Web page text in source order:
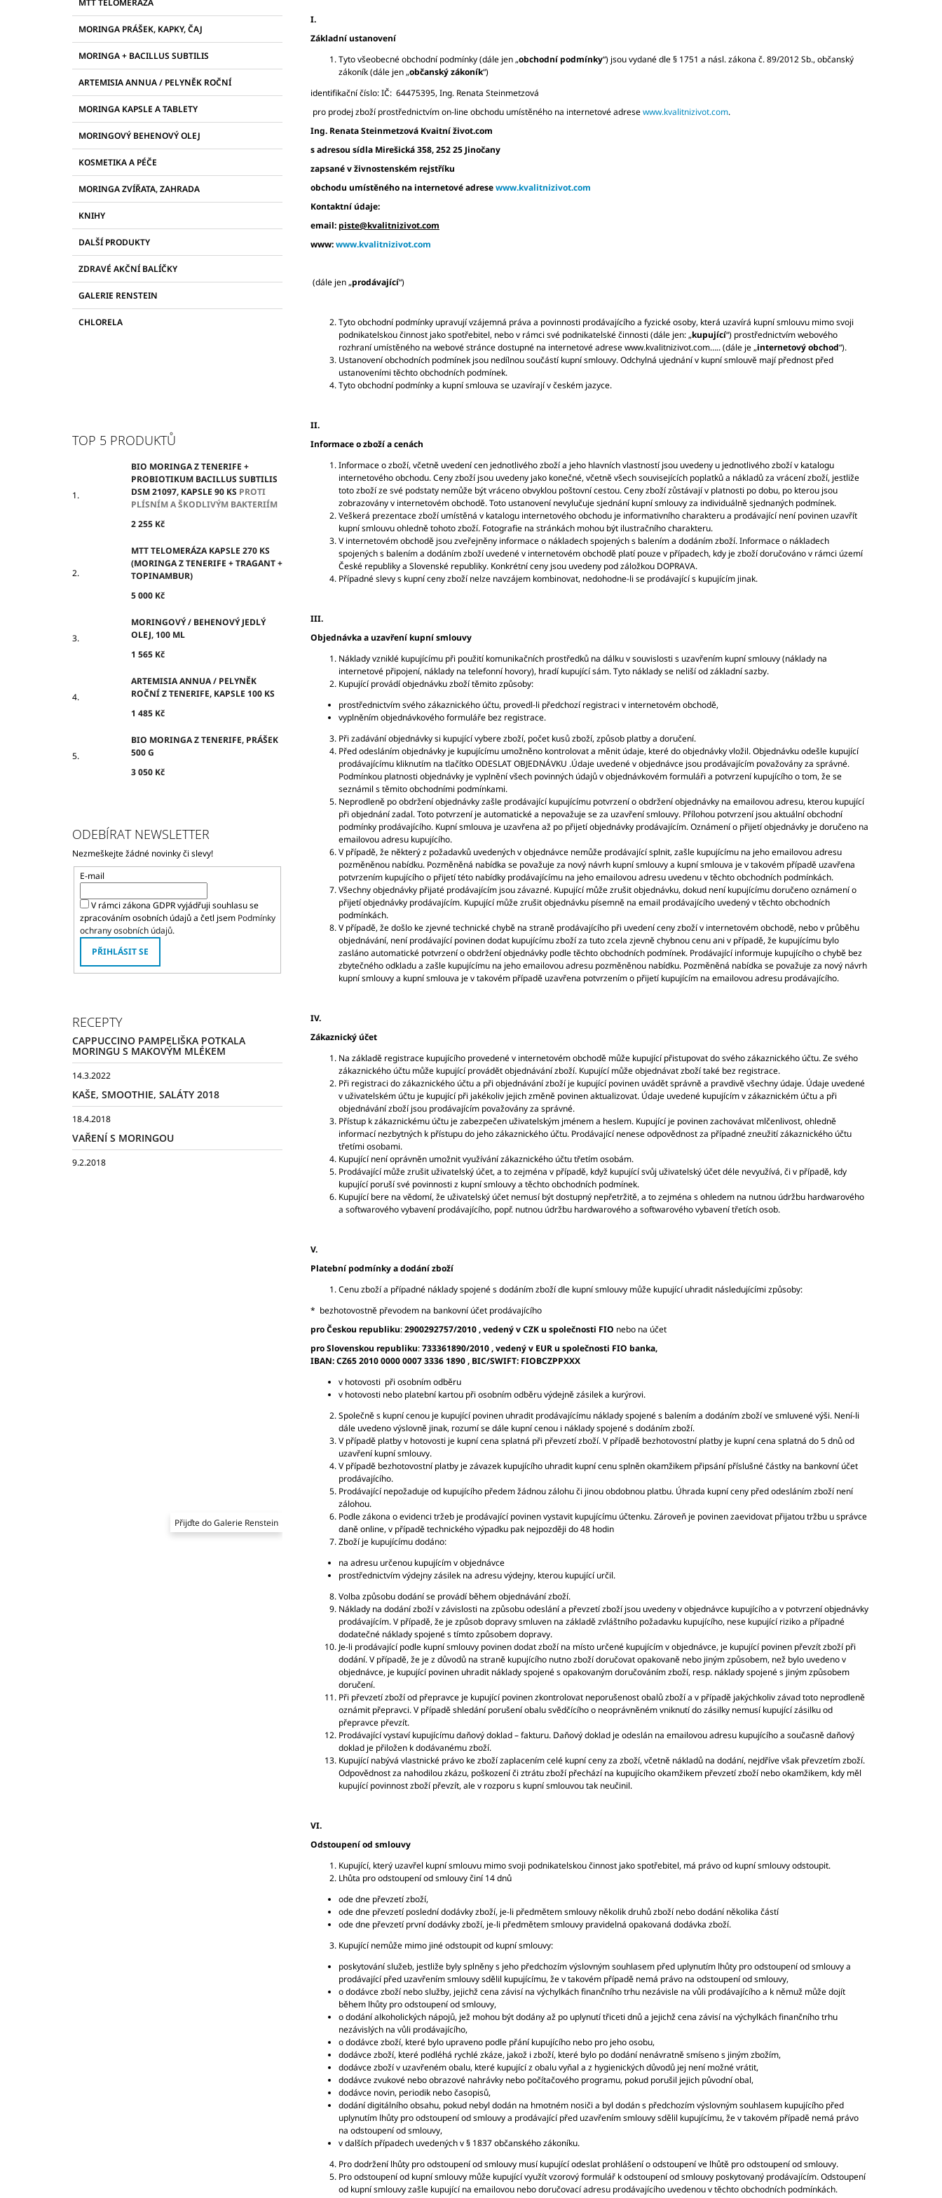
G
O
R
E
MORINGA PRÁŠEK, KAPKY, ČAJ
MORINGA + BACILLUS SUBTILIS
ARTEMISIA ANNUA / PELYNĚK ROČNÍ
MORINGA KAPSLE A TABLETY
MORINGOVÝ BEHENOVÝ OLEJ
KOSMETIKA A PÉČE
MORINGA ZVÍŘATA, ZAHRADA
KNIHY
DALŠÍ PRODUKTY
ZDRAVÉ AKČNÍ BALÍČKY
GALERIE RENSTEIN
CHLORELA
TOP 5 PRODUKTŮ
BIO MORINGA Z TENERIFE +
PROBIOTIKUM BACILLUS SUBTILIS
DSM 21097, KAPSLE 90 KS PROTI
PLÍSNÍM A ŠKODLIVÝM BAKTERIÍM
2 255 Kč
MTT TELOMERÁZA KAPSLE 270 KS
(MORINGA Z TENERIFE + TRAGANT +
TOPINAMBUR)
5 000 Kč
MORINGOVÝ / BEHENOVÝ JEDLÝ
OLEJ, 100 ML
1 565 Kč
ARTEMISIA ANNUA / PELYNĚK
ROČNÍ Z TENERIFE, KAPSLE 100 KS
1 485 Kč
BIO MORINGA Z TENERIFE, PRÁŠEK
500 G
3 050 Kč
ODEBÍRAT NEWSLETTER
Nezmeškejte žádné novinky či slevy!
E-mail
V rámci zákona GDPR vyjádřuji souhlasu se
zpracováním osobních údajů a četl jsem Podmínky
ochrany osobních údajů.
PŘIHLÁSIT SE
RECEPTY
CAPPUCCINO PAMPELIŠKA POTKALA
MORINGU S MAKOVÝM MLÉKEM
14.3.2022
KAŠE, SMOOTHIE, SALÁTY 2018
18.4.2018
VAŘENÍ S MORINGOU
9.2.2018
Přijďte do Galerie Renstein
I.
Základní ustanovení
Tyto všeobecné obchodní podmínky (dále jen „obchodní podmínky“) jsou vydané dle § 1751 a násl. zákona č. 89/2012 Sb., občanský
zákoník (dále jen „občanský zákoník“)
identifikační číslo: IČ: 64475395, Ing. Renata Steinmetzová
pro prodej zboží prostřednictvím on-line obchodu umístěného na internetové adresewww.kvalitnizivot.com.
Ing. Renata Steinmetzová Kvaitní život.com
s adresou sídla Mirešická 358, 252 25 Jinočany
zapsané v živnostenském rejstříku
obchodu umístěného na internetové adresewww.kvalitnizivot.com
Kontaktní údaje:
email: piste@kvalitnizivot.com
www:www.kvalitnizivot.com
(dále jen „prodávající“)
Tyto obchodní podmínky upravují vzájemná práva a povinnosti prodávajícího a fyzické osoby, která uzavírá kupní smlouvu mimo svoji
podnikatelskou činnost jako spotřebitel, nebo v rámci své podnikatelské činnosti (dále jen: „kupující“) prostřednictvím webového
rozhraní umístěného na webové stránce dostupné na internetové adrese www.kvalitnizivot.com….. (dále je „internetový obchod“).
Ustanovení obchodních podmínek jsou nedílnou součástí kupní smlouvy. Odchylná ujednání v kupní smlouvě mají přednost před
ustanoveními těchto obchodních podmínek.
Tyto obchodní podmínky a kupní smlouva se uzavírají v českém jazyce.
II.
Informace o zboží a cenách
Informace o zboží, včetně uvedení cen jednotlivého zboží a jeho hlavních vlastností jsou uvedeny u jednotlivého zboží v katalogu
internetového obchodu. Ceny zboží jsou uvedeny jako konečné, včetně všech souvisejících poplatků a nákladů za vrácení zboží, jestliže
toto zboží ze své podstaty nemůže být vráceno obvyklou poštovní cestou. Ceny zboží zůstávají v platnosti po dobu, po kterou jsou
zobrazovány v internetovém obchodě. Toto ustanovení nevylučuje sjednání kupní smlouvy za individuálně sjednaných podmínek.
Veškerá prezentace zboží umístěná v katalogu internetového obchodu je informativního charakteru a prodávající není povinen uzavřít
kupní smlouvu ohledně tohoto zboží. Fotografie na stránkách mohou být ilustračního charakteru.
V internetovém obchodě jsou zveřejněny informace o nákladech spojených s balením a dodáním zboží. Informace o nákladech
spojených s balením a dodáním zboží uvedené v internetovém obchodě platí pouze v případech, kdy je zboží doručováno v rámci území
České republiky a Slovenské republiky. Konkrétní ceny jsou uvedeny pod záložkou DOPRAVA.
Případné slevy s kupní ceny zboží nelze navzájem kombinovat, nedohodne-li se prodávající s kupujícím jinak.
III.
Objednávka a uzavření kupní smlouvy
Náklady vzniklé kupujícímu při použití komunikačních prostředků na dálku v souvislosti s uzavřením kupní smlouvy (náklady na
internetové připojení, náklady na telefonní hovory), hradí kupující sám. Tyto náklady se neliší od základní sazby.
Kupující provádí objednávku zboží těmito způsoby:
prostřednictvím svého zákaznického účtu, provedl-li předchozí registraci v internetovém obchodě,
vyplněním objednávkového formuláře bez registrace.
Při zadávání objednávky si kupující vybere zboží, počet kusů zboží, způsob platby a doručení.
Před odesláním objednávky je kupujícímu umožněno kontrolovat a měnit údaje, které do objednávky vložil. Objednávku odešle kupující
prodávajícímu kliknutím na tlačítko ODESLAT OBJEDNÁVKU .Údaje uvedené v objednávce jsou prodávajícím považovány za správné.
Podmínkou platnosti objednávky je vyplnění všech povinných údajů v objednávkovém formuláři a potvrzení kupujícího o tom, že se
seznámil s těmito obchodními podmínkami.
Neprodleně po obdržení objednávky zašle prodávající kupujícímu potvrzení o obdržení objednávky na emailovou adresu, kterou kupující
při objednání zadal. Toto potvrzení je automatické a nepovažuje se za uzavření smlouvy. Přílohou potvrzení jsou aktuální obchodní
podmínky prodávajícího. Kupní smlouva je uzavřena až po přijetí objednávky prodávajícím. Oznámení o přijetí objednávky je doručeno na
emailovou adresu kupujícího.
V případě, že některý z požadavků uvedených v objednávce nemůže prodávající splnit, zašle kupujícímu na jeho emailovou adresu
pozměněnou nabídku. Pozměněná nabídka se považuje za nový návrh kupní smlouvy a kupní smlouva je v takovém případě uzavřena
potvrzením kupujícího o přijetí této nabídky prodávajícímu na jeho emailovou adresu uvedenu v těchto obchodních podmínkách.
Všechny objednávky přijaté prodávajícím jsou závazné. Kupující může zrušit objednávku, dokud není kupujícímu doručeno oznámení o
přijetí objednávky prodávajícím. Kupující může zrušit objednávku písemně na email prodávajícího uvedený v těchto obchodních
podmínkách.
V případě, že došlo ke zjevné technické chybě na straně prodávajícího při uvedení ceny zboží v internetovém obchodě, nebo v průběhu
objednávání, není prodávající povinen dodat kupujícímu zboží za tuto zcela zjevně chybnou cenu ani v případě, že kupujícímu bylo
zasláno automatické potvrzení o obdržení objednávky podle těchto obchodních podmínek. Prodávající informuje kupujícího o chybě bez
zbytečného odkladu a zašle kupujícímu na jeho emailovou adresu pozměněnou nabídku. Pozměněná nabídka se považuje za nový návrh
kupní smlouvy a kupní smlouva je v takovém případě uzavřena potvrzením o přijetí kupujícím na emailovou adresu prodávajícího.
IV.
Zákaznický účet
Na základě registrace kupujícího provedené v internetovém obchodě může kupující přistupovat do svého zákaznického účtu. Ze svého
zákaznického účtu může kupující provádět objednávání zboží. Kupující může objednávat zboží také bez registrace.
Při registraci do zákaznického účtu a při objednávání zboží je kupující povinen uvádět správně a pravdivě všechny údaje. Údaje uvedené
v uživatelském účtu je kupující při jakékoliv jejich změně povinen aktualizovat. Údaje uvedené kupujícím v zákaznickém účtu a při
objednávání zboží jsou prodávajícím považovány za správné.
Přístup k zákaznickému účtu je zabezpečen uživatelským jménem a heslem. Kupující je povinen zachovávat mlčenlivost, ohledně
informací nezbytných k přístupu do jeho zákaznického účtu. Prodávající nenese odpovědnost za případné zneužití zákaznického účtu
třetími osobami.
Kupující není oprávněn umožnit využívání zákaznického účtu třetím osobám.
Prodávající může zrušit uživatelský účet, a to zejména v případě, když kupující svůj uživatelský účet déle nevyužívá, či v případě, kdy
kupující poruší své povinnosti z kupní smlouvy a těchto obchodních podmínek.
Kupující bere na vědomí, že uživatelský účet nemusí být dostupný nepřetržitě, a to zejména s ohledem na nutnou údržbu hardwarového
a softwarového vybavení prodávajícího, popř. nutnou údržbu hardwarového a softwarového vybavení třetích osob.
V.
Platební podmínky a dodání zboží
Cenu zboží a případné náklady spojené s dodáním zboží dle kupní smlouvy může kupující uhradit následujícími způsoby:
* bezhotovostně převodem na bankovní účet prodávajícího
pro Českou republiku:2900292757/2010 , vedený v CZK u společnosti FIO nebo na účet
pro Slovenskou republiku:733361890/2010 , vedený v EUR u společnosti FIO banka,
IBAN: CZ65 2010 0000 0007 3336 1890 , BIC/SWIFT: FIOBCZPPXXX
v hotovosti při osobním odběru
v hotovosti nebo platební kartou při osobním odběru výdejně zásilek a kurýrovi.
Společně s kupní cenou je kupující povinen uhradit prodávajícímu náklady spojené s balením a dodáním zboží ve smluvené výši. Není-li
dále uvedeno výslovně jinak, rozumí se dále kupní cenou i náklady spojené s dodáním zboží.
V případě platby v hotovosti je kupní cena splatná při převzetí zboží. V případě bezhotovostní platby je kupní cena splatná do 5 dnů od
uzavření kupní smlouvy.
V případě bezhotovostní platby je závazek kupujícího uhradit kupní cenu splněn okamžikem připsání příslušné částky na bankovní účet
prodávajícího.
Prodávající nepožaduje od kupujícího předem žádnou zálohu či jinou obdobnou platbu. Úhrada kupní ceny před odesláním zboží není
zálohou.
Podle zákona o evidenci tržeb je prodávající povinen vystavit kupujícímu účtenku. Zároveň je povinen zaevidovat přijatou tržbu u správce
daně online, v případě technického výpadku pak nejpozději do 48 hodin
Zboží je kupujícímu dodáno:
na adresu určenou kupujícím v objednávce
prostřednictvím výdejny zásilek na adresu výdejny, kterou kupující určil.
Volba způsobu dodání se provádí během objednávání zboží.
Náklady na dodání zboží v závislosti na způsobu odeslání a převzetí zboží jsou uvedeny v objednávce kupujícího a v potvrzení objednávky
prodávajícím. V případě, že je způsob dopravy smluven na základě zvláštního požadavku kupujícího, nese kupující riziko a případné
dodatečné náklady spojené s tímto způsobem dopravy.
Je-li prodávající podle kupní smlouvy povinen dodat zboží na místo určené kupujícím v objednávce, je kupující povinen převzít zboží při
dodání. V případě, že je z důvodů na straně kupujícího nutno zboží doručovat opakovaně nebo jiným způsobem, než bylo uvedeno v
objednávce, je kupující povinen uhradit náklady spojené s opakovaným doručováním zboží, resp. náklady spojené s jiným způsobem
doručení.
Při převzetí zboží od přepravce je kupující povinen zkontrolovat neporušenost obalů zboží a v případě jakýchkoliv závad toto neprodleně
oznámit přepravci. V případě shledání porušení obalu svědčícího o neoprávněném vniknutí do zásilky nemusí kupující zásilku od
přepravce převzít.
Prodávající vystaví kupujícímu daňový doklad – fakturu. Daňový doklad je odeslán na emailovou adresu kupujícího a současně daňový
doklad je přiložen k dodávanému zboží.
Kupující nabývá vlastnické právo ke zboží zaplacením celé kupní ceny za zboží, včetně nákladů na dodání, nejdříve však převzetím zboží.
Odpovědnost za nahodilou zkázu, poškození či ztrátu zboží přechází na kupujícího okamžikem převzetí zboží nebo okamžikem, kdy měl
kupující povinnost zboží převzít, ale v rozporu s kupní smlouvou tak neučinil.
VI.
Odstoupení od smlouvy
Kupující, který uzavřel kupní smlouvu mimo svoji podnikatelskou činnost jako spotřebitel, má právo od kupní smlouvy odstoupit.
Lhůta pro odstoupení od smlouvy činí 14 dnů
ode dne převzetí zboží,
ode dne převzetí poslední dodávky zboží, je-li předmětem smlouvy několik druhů zboží nebo dodání několika částí
ode dne převzetí první dodávky zboží, je-li předmětem smlouvy pravidelná opakovaná dodávka zboží.
Kupující nemůže mimo jiné odstoupit od kupní smlouvy:
poskytování služeb, jestliže byly splněny s jeho předchozím výslovným souhlasem před uplynutím lhůty pro odstoupení od smlouvy a
prodávající před uzavřením smlouvy sdělil kupujícímu, že v takovém případě nemá právo na odstoupení od smlouvy,
o dodávce zboží nebo služby, jejichž cena závisí na výchylkách finančního trhu nezávisle na vůli prodávajícího a k němuž může dojít
během lhůty pro odstoupení od smlouvy,
o dodání alkoholických nápojů, jež mohou být dodány až po uplynutí třiceti dnů a jejichž cena závisí na výchylkách finančního trhu
nezávislých na vůli prodávajícího,
o dodávce zboží, které bylo upraveno podle přání kupujícího nebo pro jeho osobu,
dodávce zboží, které podléhá rychlé zkáze, jakož i zboží, které bylo po dodání nenávratně smíseno s jiným zbožím,
dodávce zboží v uzavřeném obalu, které kupující z obalu vyňal a z hygienických důvodů jej není možné vrátit,
dodávce zvukové nebo obrazové nahrávky nebo počítačového programu, pokud porušil jejich původní obal,
dodávce novin, periodik nebo časopisů,
dodání digitálního obsahu, pokud nebyl dodán na hmotném nosiči a byl dodán s předchozím výslovným souhlasem kupujícího před
uplynutím lhůty pro odstoupení od smlouvy a prodávající před uzavřením smlouvy sdělil kupujícímu, že v takovém případě nemá právo
na odstoupení od smlouvy,
v dalších případech uvedených v § 1837 občanského zákoníku.
Pro dodržení lhůty pro odstoupení od smlouvy musí kupující odeslat prohlášení o odstoupení ve lhůtě pro odstoupení od smlouvy.
Pro odstoupení od kupní smlouvy může kupující využít vzorový formulář k odstoupení od smlouvy poskytovaný prodávajícím. Odstoupení
od kupní smlouvy zašle kupující na emailovou nebo doručovací adresu prodávajícího uvedenou v těchto obchodních podmínkách.
ŠKODLIVÝM BAKTERIÍM
2 255 Kč
5 000 Kč